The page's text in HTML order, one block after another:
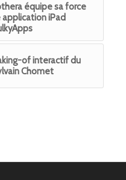
équipe sa force
application iPad
of interactif du
Chomet